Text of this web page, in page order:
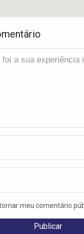
meu comentário